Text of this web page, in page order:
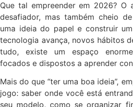
Que tal empreender em 2026?
desafiador, mas também cheio
uma ideia do papel e construir
tecnologia avança, novos hábitos
tudo, existe um espaço
focados e dispostos a aprender
Mais do que “ter uma boa ideia”,
jogo: saber onde você está
seu modelo, como se organizar